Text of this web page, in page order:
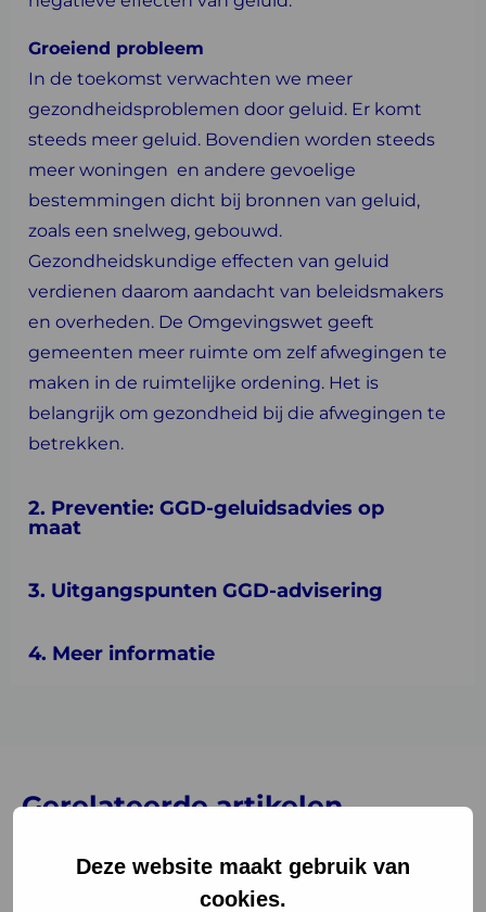
Deze website maakt gebruik van
cookies.
Groeiend probleem
In de toekomst verwachten we meer
gezondheidsproblemen door geluid. Er komt
steeds meer geluid. Bovendien worden steeds
meer woningen en andere gevoelige
bestemmingen dicht bij bronnen van geluid,
zoals een snelweg, gebouwd.
Gezondheidskundige effecten van geluid
verdienen daarom aandacht van beleidsmakers
en overheden. De Omgevingswet geeft
gemeenten meer ruimte om zelf afwegingen te
maken in de ruimtelijke ordening. Het is
belangrijk om gezondheid bij die afwegingen te
betrekken.
2. Preventie: GGD-geluidsadvies op
maat
3. Uitgangspunten GGD-advisering
4. Meer informatie
Gerelateerde artikelen